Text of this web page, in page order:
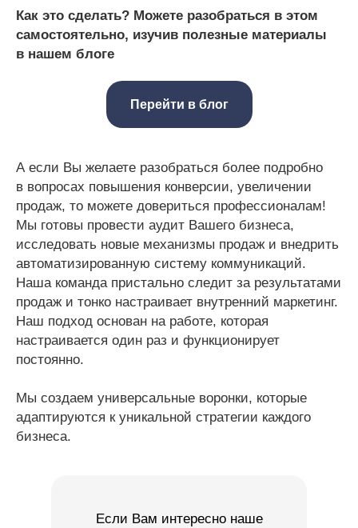
Как это сделать? Можете разобраться в этом
самостоятельно, изучив полезные материалы
в нашем блоге
Перейти в блог
А если Вы желаете разобраться более подробно
в вопросах повышения конверсии, увеличении
продаж, то можете довериться профессионалам!
Мы готовы провести аудит Вашего бизнеса,
исследовать новые механизмы продаж и внедрить
автоматизированную систему коммуникаций.
Наша команда пристально следит за результатами
продаж и тонко настраивает внутренний маркетинг.
Наш подход основан на работе, которая
настраивается один раз и функционирует
постоянно.
Мы создаем универсальные воронки, которые
адаптируются к уникальной стратегии каждого
бизнеса.
Если Вам интересно наше